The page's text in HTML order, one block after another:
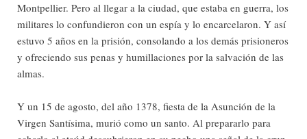
Montpellier. Pero al llegar a la ciudad, que estaba en guerra, los
militares lo confundieron con un espía y lo encarcelaron. Y así
estuvo 5 años en la prisión, consolando a los demás prisioneros
y ofreciendo sus penas y humillaciones por la salvación de las
almas.
Y un 15 de agosto, del año 1378, fiesta de la Asunción de la
Virgen Santísima, murió como un santo. Al prepararlo para